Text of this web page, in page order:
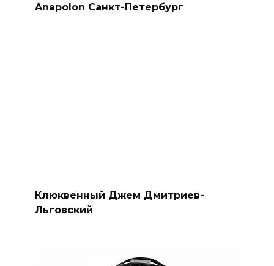
Anapolon Санкт-Петербург
Клюквенный Джем Дмитриев-
Льговский